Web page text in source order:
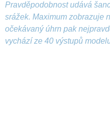
Pravděpodobnost udává
srážek. Maximum zobrazuje
očekávaný úhrn pak
vychází ze 40 výstupů